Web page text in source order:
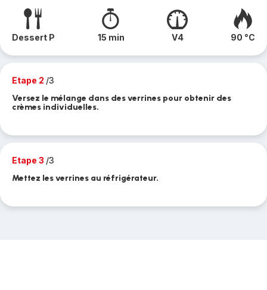
Dessert P 15 min V4 90 °C
Etape 2 /3
Versez le mélange dans des verrines pour obtenir des
crèmes individuelles.
Etape 3 /3
Mettez les verrines au réfrigérateur.